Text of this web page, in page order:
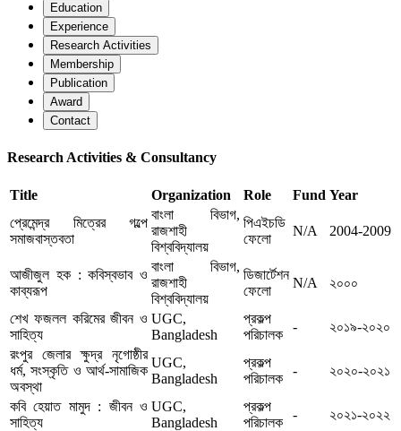
Education
Experience
Research Activities
Membership
Publication
Award
Contact
Research Activities & Consultancy
Title Organization Role Fund Year
প্রেমেন্দ্র মিত্রের গল্পে
সমাজবাস্তবতা
বাংলা বিভাগ,
রাজশাহী
বিশ্ববিদ্যালয়
পিএইচডি
ফেলো
N/A 2004-2009
আজীজুল হক : কবিস্বভাব ও
কাব্যরূপ
বাংলা বিভাগ,
রাজশাহী
বিশ্ববিদ্যালয়
ডিজার্টেশন
ফেলো
N/A ২০০০
শেখ ফজলল করিমের জীবন ও
সাহিত্য
UGC,
Bangladesh
প্রকল্প
পরিচালক
-
২০১৯-২০২০
রংপুর জেলার ক্ষুদ্র নৃগোষ্ঠীর
ধর্ম, সংস্কৃতি ও আর্থ-সামাজিক
অবস্থা
UGC,
Bangladesh
প্রকল্প
পরিচালক
- ২০২০-২০২১
কবি হেয়াত মামুদ : জীবন ও
সাহিত্য
UGC,
Bangladesh
প্রকল্প
পরিচালক
- ২০২১-২০২২